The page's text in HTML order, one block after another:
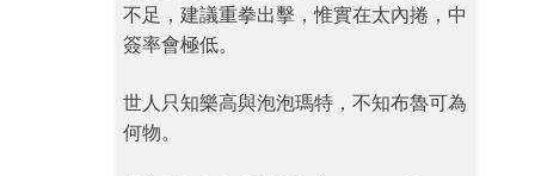
不足，建議重拳出擊，惟實在太內捲，中
簽率會極低。
世人只知樂高與泡泡瑪特，不知布魯可為
何物。